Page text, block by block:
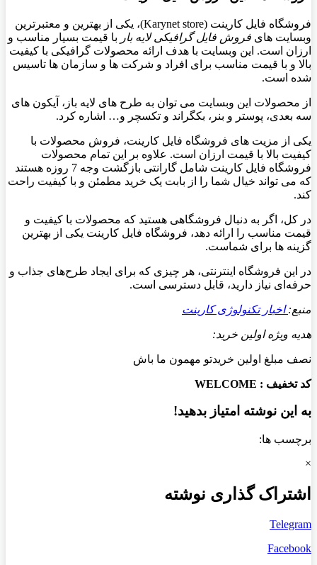
فروشگاه فایل کارینت (Karynet store)، یکی از بهترین و معتبرترین
وبسایت های فروش فایل گرافیکی لایه بار با قیمت بسیار مناسب و
ارزان است. این وبسایت با هدف ارائه محصولات گرافیکی با کیفیت
بالا و با قیمت مناسب برای افراد و شرکت ها و سازمان ها تاسیس
شده است.
از محصولات این وبسایت می توان به طرح های لایه باز، آیکون های
سه بعدی، پوستر و بنر، بکگراند و تکسچر و… اشاره کرد.
یکی از مزیت های فروشگاه فایل کارینت، فروش محصولات با
کیفیت بالا با قیمت ارزان است. علاوه بر این تمام محصولات
فروشگاه فایل کارینت شامل گارانتی بازگشت وجه 7 روزه هستند
که می تواند خیال شما را از بابت یک خرید مطمئن و با کیفیت راحت
کند.
در کل، اگر به دنبال فروشگاهی هستید که محصولات با کیفیت و
قیمت مناسب را ارائه دهد، فروشگاه فایل کارینت یکی از بهترین
گزینه ها برای شماست.
در این فروشگاه اینترنتی، هر چیزی که برای ایجاد طرح‌های جذاب و
حرفه‌ای نیاز دارید، قابل دسترسی است.
منبع:اخبار تکنولوژی کارینت
هدیه ویژه اولین خرید:
نصف مبلغ اولین خریدتو مهمون ما باش
کد تخفیف : WELCOME
به این نوشته امتیاز بدهید!
برچسب ها:
×
اشتراک گذاری نوشته
Telegram
Facebook